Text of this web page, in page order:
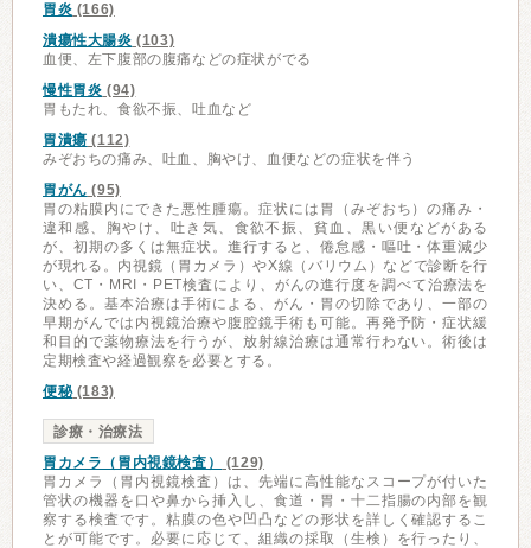
胃炎 (166)
潰瘍性大腸炎 (103)
血便、左下腹部の腹痛などの症状がでる
慢性胃炎 (94)
胃もたれ、食欲不振、吐血など
胃潰瘍 (112)
みぞおちの痛み、吐血、胸やけ、血便などの症状を伴う
胃がん (95)
胃の粘膜内にできた悪性腫瘍。症状には胃（みぞおち）の痛み・
違和感、胸やけ、吐き気、食欲不振、貧血、黒い便などがある
が、初期の多くは無症状。進行すると、倦怠感・嘔吐・体重減少
が現れる。内視鏡（胃カメラ）やX線（バリウム）などで診断を行
い、CT・MRI・PET検査により、がんの進行度を調べて治療法を
決める。基本治療は手術による、がん・胃の切除であり、一部の
早期がんでは内視鏡治療や腹腔鏡手術も可能。再発予防・症状緩
和目的で薬物療法を行うが、放射線治療は通常行わない。術後は
定期検査や経過観察を必要とする。
便秘(183)
診療・治療法
胃カメラ（胃内視鏡検査）
(129)
胃カメラ（胃内視鏡検査）は、先端に高性能なスコープが付いた
管状の機器を口や鼻から挿入し、食道・胃・十二指腸の内部を観
察する検査です。粘膜の色や凹凸などの形状を詳しく確認するこ
とが可能です。必要に応じて、組織の採取（生検）を行ったり、